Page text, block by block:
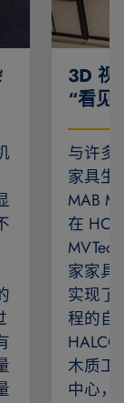
3D 视
“看见
与许多
家具生
MAB
在
MVTec
家家具
实现了
程的自
木质工
中心，